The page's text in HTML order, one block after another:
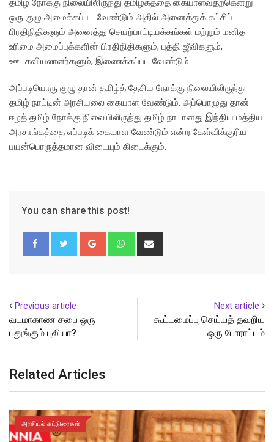
தமிழ் நோக்கு நிலையிலிருந்து தமிழகத்தை கையாள்வதற்கென்று
ஒரு குழு அமைக்கப்பட வேண்டும் அதில் அனைத்துக் கட்சிப்
பிரதிநிதிகளும் அனைத்து செயற்பாட்டியக்கங்கள் மற்றும் மனித
உரிமை அமைப்புக்களின் பிரதிநிதிகளும், புத்தி ஜீவிகளும்,
ஊடகவியலாளர்களும், இணைக்கப்பட வேண்டும்.
அப்படியொரு குழு தான் தமிழ்த் தேசிய நோக்கு நிலையிலிருந்து
தமிழ் நாட்டின் அரசியலை கையாள வேண்டும். அப்பொழுது தான்
ஈழத் தமிழ் நோக்கு நிலையிலிருந்து தமிழ் நாடானது இந்திய மத்திய
அரசாங்கத்தை எப்படிக் கையாள வேண்டும் என்ற கேள்விக்குரிய
பயன்பொருத்தமான விடையும் கிடைக்கும்.
You can share this post!
Google+ Whatsapp
Previous article
வடமாகாண சபை ஒரு
பதுங்கும் புலியா?
Next article
கூட்டமைப்பு செய்யத் தவறிய
ஒரு போராட்டம்
Related Articles
அரசியல் கட்டுரைகள்